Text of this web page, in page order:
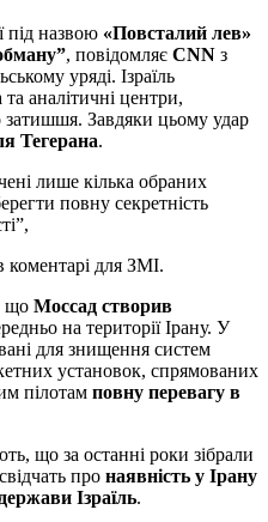
під назвою «Повсталий лев»
, повідомляє CNN з
уряді. Ізраїль
аналітичні центри,
Завдяки цьому удар
Тегерана.
лише кілька обраних
повну секретність
для ЗМІ.
що Моссад створив
на території Ірану. У
для знищення систем
установок, спрямованих
пілотам повну перевагу в
що за останні роки зібрали
про наявність у Ірану
Ізраїль.